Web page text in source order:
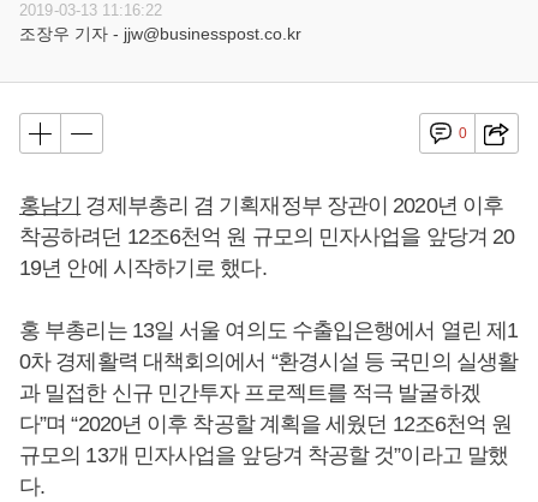
2019-03-13 11:16:22
조장우 기자 - jjw@businesspost.co.kr
0
홍남기 경제부총리 겸 기획재정부 장관이 2020년 이후
착공하려던 12조6천억 원 규모의 민자사업을 앞당겨 20
19년 안에 시작하기로 했다.
홍 부총리는 13일 서울 여의도 수출입은행에서 열린 제1
0차 경제활력 대책회의에서 “환경시설 등 국민의 실생활
과 밀접한 신규 민간투자 프로젝트를 적극 발굴하겠
다”며 “2020년 이후 착공할 계획을 세웠던 12조6천억 원
규모의 13개 민자사업을 앞당겨 착공할 것”이라고 말했
다.